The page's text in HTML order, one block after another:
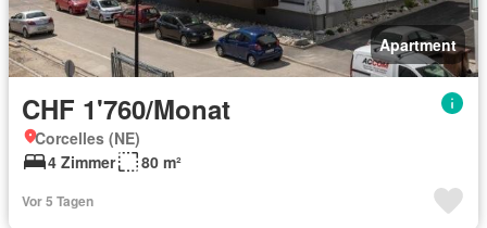
Apartment
CHF 1'760/Monat
Corcelles (NE)
4 Zimmer
80 m²
Vor 5 Tagen